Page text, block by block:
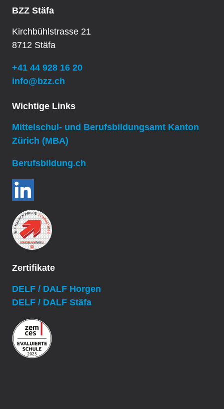
BZZ Stäfa
Kirchbühlstrasse 21
8712 Stäfa
+41 44 928 16 20
info@bzz.ch
Wichtige Links
Mittelschul- und Berufsbildungsamt Kanton
Zürich (MBA)
Berufsbildung.ch
Zertifikate
DELF / DALF Horgen
DELF / DALF Stäfa